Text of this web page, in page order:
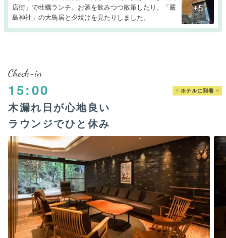
店街」で牡蠣ランチ。お酒を飲みつつ散策したり、「嚴
島神社」の大鳥居と夕焼けを見たりしました。
+5
Check-in
15:00 ホテルに到着
木漏れ日が心地良い
ラウンジでひと休み